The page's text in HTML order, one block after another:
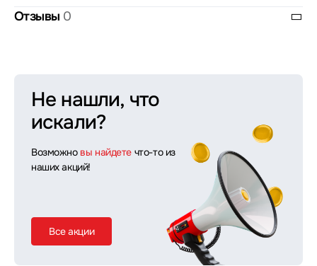
Отзывы 0
Не нашли, что
искали?
Возможно вы найдете что-то из
наших акций!
Все акции